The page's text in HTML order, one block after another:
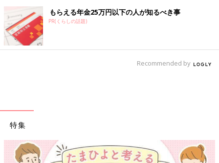
アルコールと尿酸の関係
アルコールを大量に摂取すると、尿酸値が上昇する可能性があり
ます。アルコール自体のプリン体含量が多いわけではありませ
ん。アルコールを代謝するときに生成される「乳酸」に、尿酸の
排出を妨げる働きがあるため、尿酸値を上昇させてしまうので
・ビール 中瓶1本
・日本酒 1合
もらえる年金25万円以下の人が知るべき事
PR(くらしの話題)
Recommended by
特集
【ワクチン接種できるものも】妊婦の感染症対策